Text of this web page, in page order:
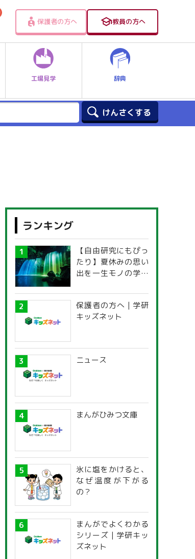
保護者の方へ 教員の方へ
工場見学 辞典
ランキング
【自由研究にもぴっ
たり】夏休みの思い
出を一生モノの学び
探究ガイド
保護者の方へ | 学研
キッズネット
ニュース
まんがひみつ文庫
氷に塩をかけると、
なぜ温度が下がる
の？
まんがでよくわかる
シリーズ | 学研キッ
ズネット